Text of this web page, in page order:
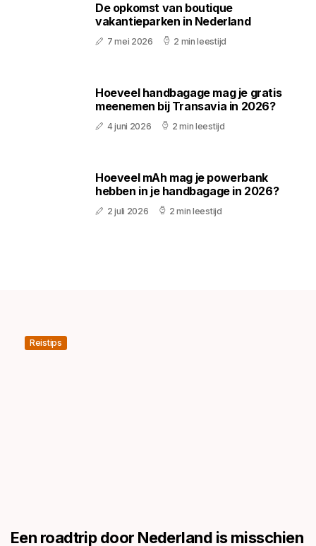
De opkomst van boutique
vakantieparken in Nederland
7 mei 2026 2 min leestijd
Hoeveel handbagage mag je gratis
meenemen bij Transavia in 2026?
4 juni 2026 2 min leestijd
Hoeveel mAh mag je powerbank
hebben in je handbagage in 2026?
2 juli 2026 2 min leestijd
Reistips
Een roadtrip door Nederland is misschien